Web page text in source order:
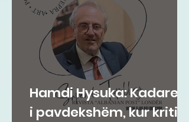
Hamdi Hysuka: Kadareja
i pavdekshëm, kur kritika